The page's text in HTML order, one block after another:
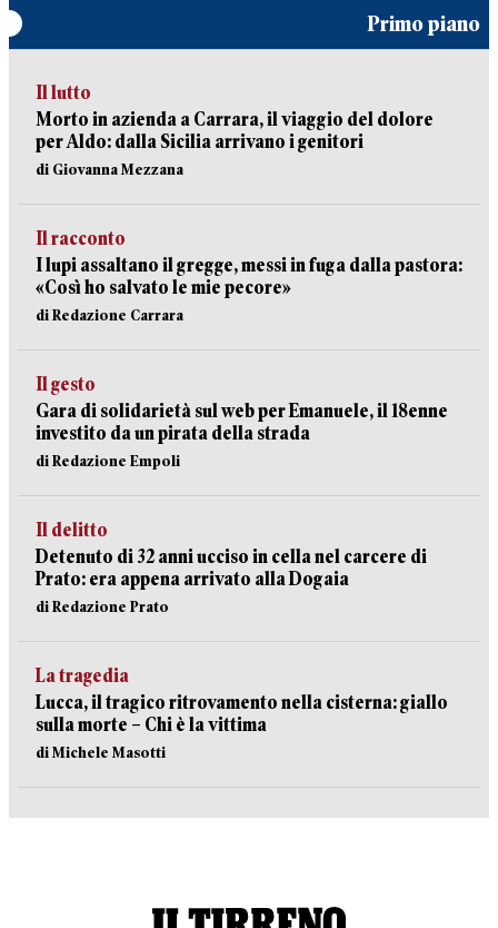
Primo piano
Il lutto
Morto in azienda a Carrara, il viaggio del dolore
per Aldo: dalla Sicilia arrivano i genitori
di Giovanna Mezzana
Il racconto
I lupi assaltano il gregge, messi in fuga dalla pastora:
«Così ho salvato le mie pecore»
di Redazione Carrara
Il gesto
Gara di solidarietà sul web per Emanuele, il 18enne
investito da un pirata della strada
di Redazione Empoli
Il delitto
Detenuto di 32 anni ucciso in cella nel carcere di
Prato: era appena arrivato alla Dogaia
di Redazione Prato
La tragedia
Lucca, il tragico ritrovamento nella cisterna: giallo
sulla morte – Chi è la vittima
di Michele Masotti